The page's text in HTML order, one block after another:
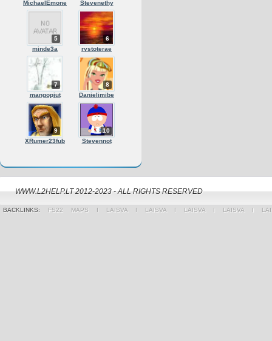
MichaelEmone
Stevenethy
5
minde3a
6
rystoterae
7
mangopjut
8
Danielimibe
9
XRumer23fub
10
Stevennot
WWW.L2HELP.LT 2012-2023 - ALL RIGHTS RESERVED
BACKLINKS: FS22 MAPS Ι LAISVA Ι LAISVA Ι LAISVA Ι LAISVA Ι